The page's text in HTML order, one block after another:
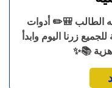
الطالب 🎒✏️ أدوات
زرنا اليوم وابدأ
📚✨